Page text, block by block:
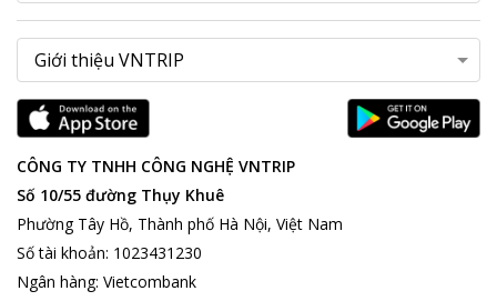
CÔNG TY TNHH CÔNG NGHỆ VNTRIP
Số 10/55 đường Thụy Khuê
Phường Tây Hồ, Thành phố Hà Nội, Việt Nam
Số tài khoản: 1023431230
Ngân hàng: Vietcombank